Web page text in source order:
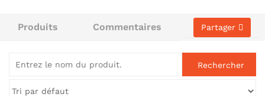
Produits Commentaires Partager